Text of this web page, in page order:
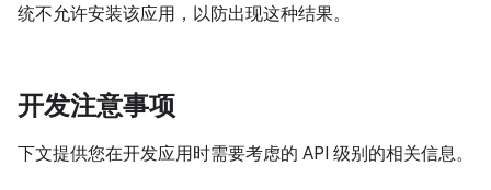
统不允许安装该应用，以防出现这种结果。
开发注意事项
下文提供您在开发应用时需要考虑的 API 级别的相关信息。